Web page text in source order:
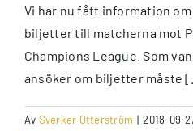
Vi har nu fått information
biljetter till matcherna mot
Champions League. Som
ansöker om biljetter måste
Av Sverker Otterström | 2018-09-